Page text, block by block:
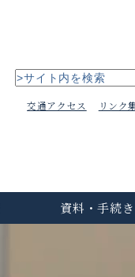
交通アクセス リンク
資料・手続き